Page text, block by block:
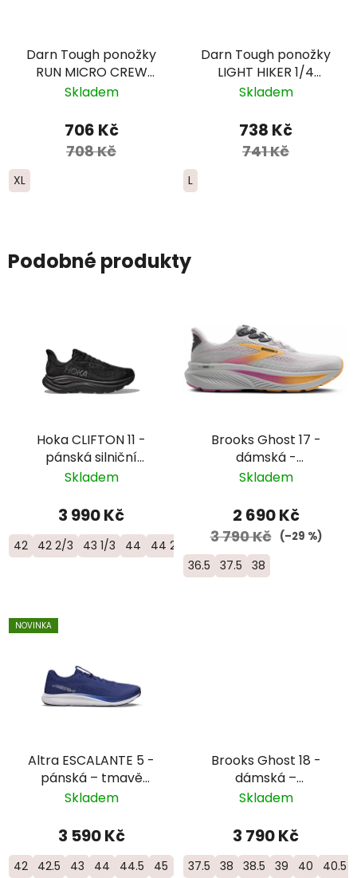
Darn Tough ponožky
RUN MICRO CREW
ULTRA Lightweight
modré
Skladem
706 Kč
708 Kč
XL
Darn Tough ponožky
LIGHT HIKER 1/4
Lightweight Merino -
růžová/hnědá
Skladem
738 Kč
741 Kč
L
Podobné produkty
Hoka CLIFTON 11 -
pánská silniční
objemová bota -
Skladem
3 990 Kč
42 42 2/3 43 1/3 44 44 2/3 45 1/3 46 46 2/3 47 1/3
Brooks Ghost 17 -
dámská -
šedorůžová/oranžová
Skladem
2 690 Kč
3 790 Kč (–29 %)
36.5 37.5 38
NOVINKA
Altra ESCALANTE 5 -
pánská – tmavě
modrá
Skladem
3 590 Kč
42 42.5 43 44 44.5 45 46 46.5 47
Brooks Ghost 18 -
dámská –
černá/oranžová
Skladem
3 790 Kč
37.5 38 38.5 39 40 40.5